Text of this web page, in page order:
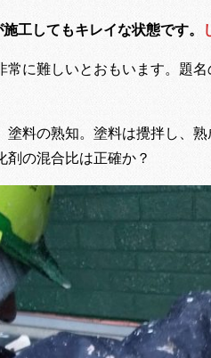
工してもキレイな状態です。
に難しいとおもいます。題名
料の熟知。塗料は攪拌し、
剤の混合比は正確か？